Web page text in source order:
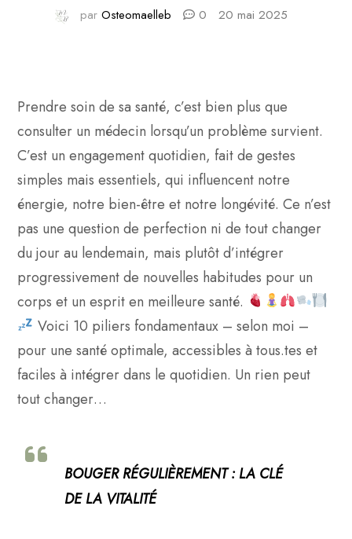
par Osteomaelleb 0 20 mai 2025
Prendre soin de sa santé, c’est bien plus que
consulter un médecin lorsqu’un problème survient.
C’est un engagement quotidien, fait de gestes
simples mais essentiels, qui influencent notre
énergie, notre bien-être et notre longévité. Ce n’est
pas une question de perfection ni de tout changer
du jour au lendemain, mais plutôt d’intégrer
progressivement de nouvelles habitudes pour un
corps et un esprit en meilleure santé.
Voici 10 piliers fondamentaux – selon moi –
pour une santé optimale, accessibles à tous.tes et
faciles à intégrer dans le quotidien. Un rien peut
tout changer…
BOUGER RÉGULIÈREMENT : LA CLÉ
DE LA VITALITÉ